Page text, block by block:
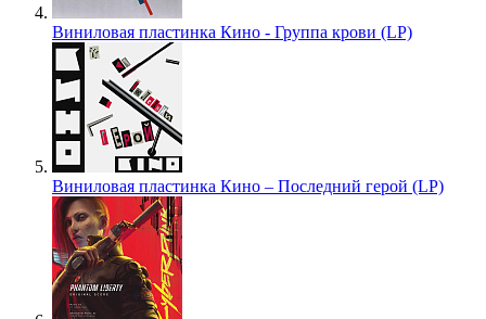
Виниловая пластинка Кино - Группа крови (LP)
Виниловая пластинка Кино – Последний герой (LP)